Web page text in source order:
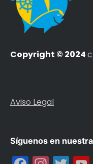
Copyright © 2024
Aviso Legal
Síguenos en